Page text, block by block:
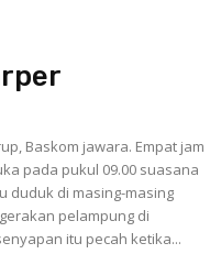
jawara. Empat jam
pada pukul 09.00 suasana
duduk di masing-masing
pelampung di
itu pecah ketika...